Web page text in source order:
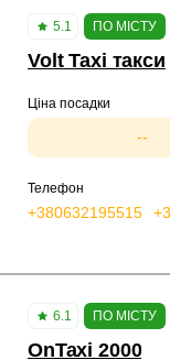
5.1 ПО МІСТУ
Volt Taxi такси
Ціна посадки
--
Телефон
+380632195515
6.1 ПО МІСТУ
OnTaxi 2000